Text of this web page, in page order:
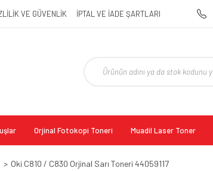
VE GÜVENLİK İPTAL VE İADE ŞARTLARI
Orjinal Fotokopi Toneri Muadil Laser Toner
Oki C810 / C830 Orjinal Sarı Toneri 44059117